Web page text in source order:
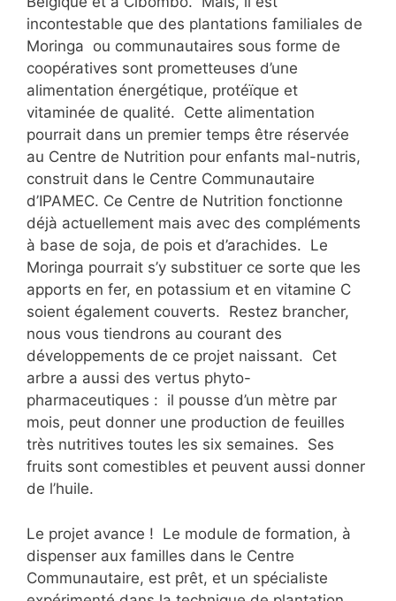
incontestable que des plantations familiales de
Moringa ou communautaires sous forme de
coopératives sont prometteuses d’une
alimentation énergétique, protéïque et
vitaminée de qualité. Cette alimentation
pourrait dans un premier temps être réservée
au Centre de Nutrition pour enfants mal-nutris,
construit dans le Centre Communautaire
d’IPAMEC. Ce Centre de Nutrition fonctionne
déjà actuellement mais avec des compléments
à base de soja, de pois et d’arachides. Le
Moringa pourrait s’y substituer ce sorte que les
apports en fer, en potassium et en vitamine C
soient également couverts. Restez brancher,
nous vous tiendrons au courant des
développements de ce projet naissant. Cet
arbre a aussi des vertus phyto-
pharmaceutiques : il pousse d’un mètre par
mois, peut donner une production de feuilles
très nutritives toutes les six semaines. Ses
fruits sont comestibles et peuvent aussi donner
de l’huile.
Le projet avance ! Le module de formation, à
dispenser aux familles dans le Centre
Communautaire, est prêt, et un spécialiste